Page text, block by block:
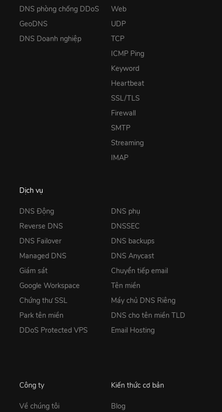
DNS phòng chống DDoS
GeoDNS
DNS Doanh nghiệp
Web
UDP
TCP
ICMP Ping
Keyword
Heartbeat
SSL/TLS
Firewall
SMTP
Streaming
IMAP
Dịch vụ
DNS Động
Reverse DNS
DNS Failover
Managed DNS
Giám sát
Google Workspace
Chứng thư SSL
Park tên miền
DDoS Protected VPS
DNS phụ
DNSSEC
DNS backups
DNS Anycast
Chuyển tiếp email
Tên miền
Máy chủ DNS Riêng
DNS cho tên miền TLD
Email Hosting
Công ty
Về chúng tôi
Kiến thức cơ bản
Blog